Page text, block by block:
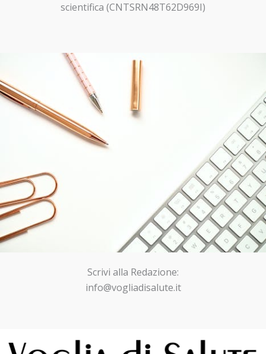
scientifica (CNTSRN48T62D969I)
Scrivi alla Redazione:
info@vogliadisalute.it